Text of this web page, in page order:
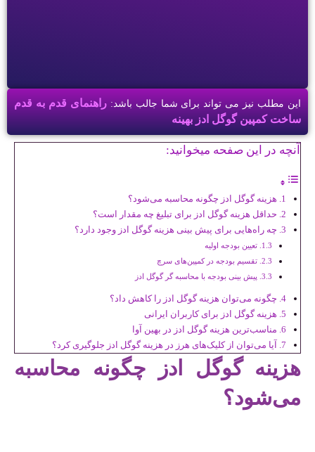
این مطلب نیز می تواند برای شما جالب باشد:راهنمای قدم به قدم
ساخت کمپین گوگل ادز بهینه
آنچه در این صفحه میخوانید:
هزینه گوگل ادز چگونه محاسبه می‌شود؟
حداقل هزینه گوگل ادز برای تبلیغ چه مقدار است؟
چه راه‌هایی برای پیش بینی هزینه گوگل ادز وجود دارد؟
تعیین بودجه اولیه
تقسیم بودجه در کمپین‌های سرچ
پیش بینی بودجه با محاسبه گر گوگل ادز
چگونه می‌توان هزینه گوگل ادز را کاهش داد؟
هزینه گوگل ادز برای کاربران ایرانی
مناسب‌ترین هزینه گوگل ادز در بهین آوا
آیا می‌توان از کلیک‌های هرز در هزینه گوگل ادز جلوگیری کرد؟
هزینه گوگل ادز چگونه محاسبه
می‌شود؟